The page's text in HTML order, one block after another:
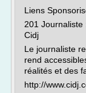
Liens
201
Cidj
Le journaliste
rend
réalités et des
http://